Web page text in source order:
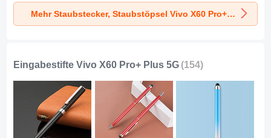
für Vivo X60 Pro+
Plus 5G Silber
für Vivo X60 Pro+
Plus 5G Rosegold
Vivo X60 Pro+ Plus
5G Silber
Mehr Staubstecker, Staubstöpsel Vivo X60 Pro+ Plus 5G
Eingabestifte Vivo X60 Pro+ Plus 5G (154)